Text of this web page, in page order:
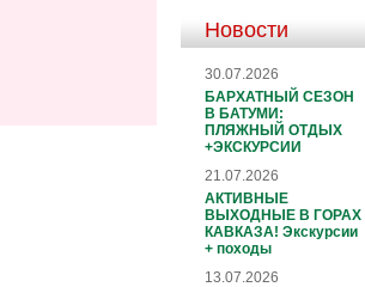
Новости
30.07.2026
БАРХАТНЫЙ СЕЗОН
В БАТУМИ:
ПЛЯЖНЫЙ ОТДЫХ
+ЭКСКУРСИИ
21.07.2026
АКТИВНЫЕ
ВЫХОДНЫЕ В ГОРАХ
КАВКАЗА! Экскурсии
+ походы
13.07.2026